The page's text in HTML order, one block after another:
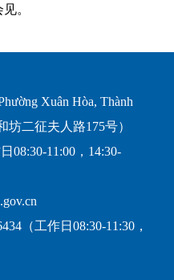
。
Xuân Hòa, Thành
坊二征夫人路175号）
08:30-11:00，14:30-
（工作日08:30-11:30，